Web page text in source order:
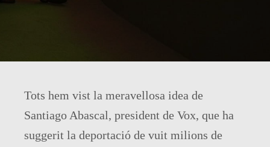
Tots hem vist la meravellosa idea de
Santiago Abascal, president de Vox, que ha
suggerit la deportació de vuit milions de